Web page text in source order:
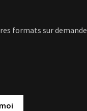
formats sur demande